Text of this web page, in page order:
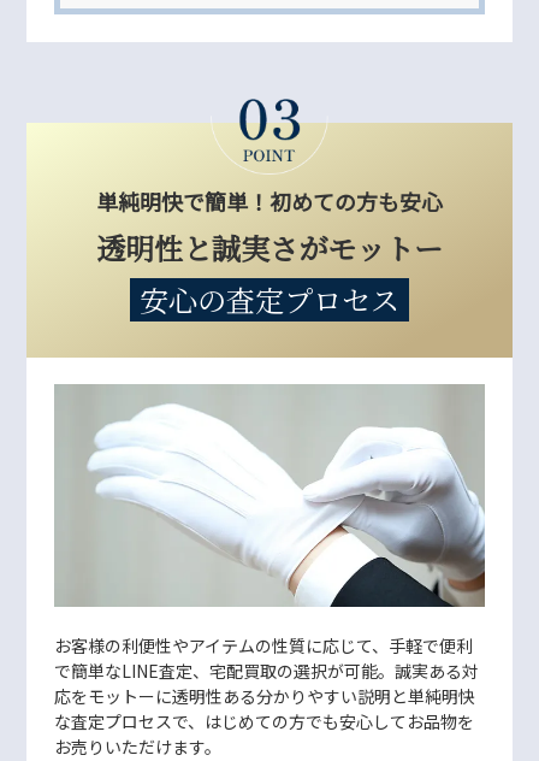
単純明快で簡単！初めての方も安心
透明性と誠実さがモットー
安心の査定プロセス
お客様の利便性やアイテムの性質に応じて、手軽で便利
で簡単なLINE査定、宅配買取の選択が可能。誠実ある対
応をモットーに透明性ある分かりやすい説明と単純明快
な査定プロセスで、はじめての方でも安心してお品物を
お売りいただけます。